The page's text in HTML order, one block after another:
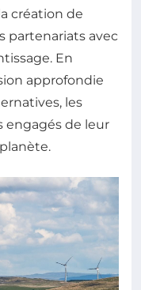
création de
partenariats avec
En
approfondie
les
engagés de leur